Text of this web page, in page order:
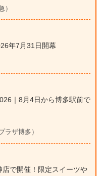
）
年7月31日開幕
｜8月4日から博多駅前で
ラザ博多）
で開催！限定スイーツや